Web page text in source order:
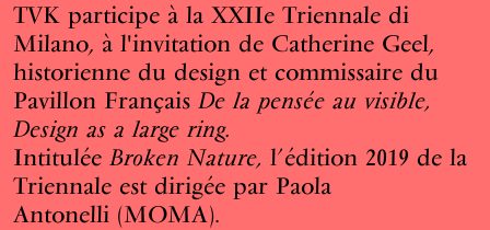
TVK participe à la XXIIe Triennale di
Milano, à l'invitation de Catherine Geel,
historienne du design et commissaire du
Pavillon Français De la pensée au visible,
Design as a large ring.
Intitulée Broken Nature, l’édition 2019 de la
Triennale est dirigée par Paola
Antonelli (MOMA).